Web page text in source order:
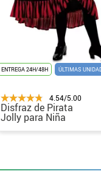
ENTREGA 24H/48H ÚLTIMAS
4.54/5.00
Disfraz de Pirata
Jolly para Niña